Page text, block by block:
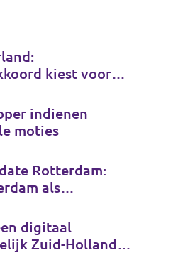
kiest voor
indienen
moties
Rotterdam:
als
digitaal
Zuid-Holland